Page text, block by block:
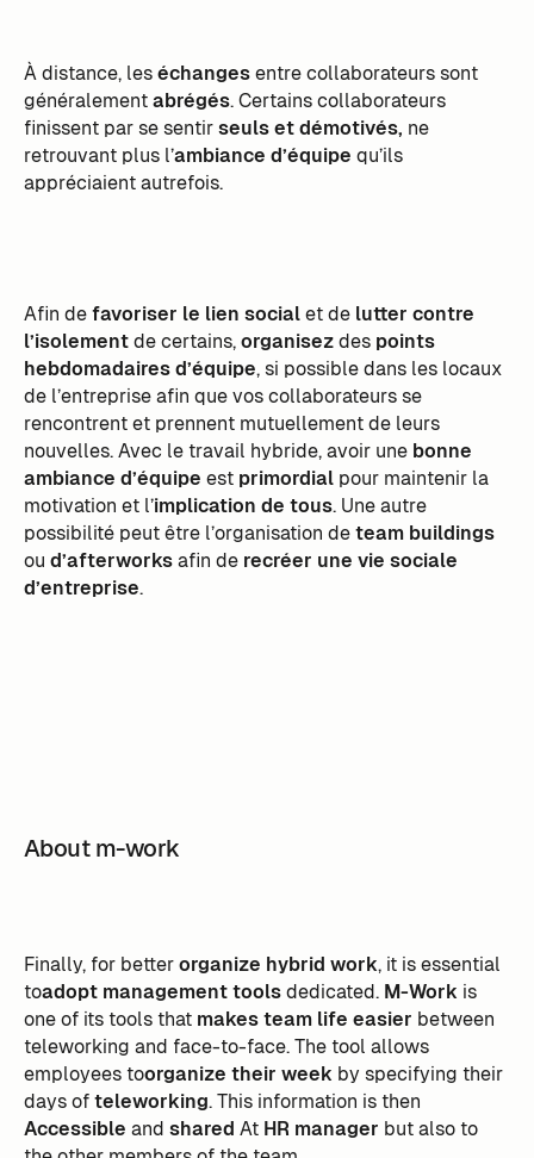
À distance, leséchangesentre collaborateurs sont
généralementabrégés. Certains collaborateurs
finissent par se sentirseuls et démotivés, ne
retrouvant plus l’ambiance d’équipe qu’ils
appréciaient autrefois.
Afin defavoriser le lien socialet delutter contre
l’isolementde certains,organisezdes points
hebdomadaires d’équipe, si possible dans les locaux
de l’entreprise afin que vos collaborateurs se
rencontrent et prennent mutuellement de leurs
nouvelles. Avec le travail hybride, avoir une bonne
ambiance d’équipe est primordial pour maintenir la
motivation et l’implication de tous. Une autre
possibilité peut être l’organisation deteam buildings
ou d’afterworksafin de recréer une vie sociale
d’entreprise.
About m-work
Finally, for betterorganize hybrid work, it is essential
toadopt management toolsdedicated.M-Work is
one of its tools that makes team life easier between
teleworking and face-to-face. The tool allows
employees toorganize their week by specifying their
days ofteleworking. This information is then
Accessible and shared At HR manager but also to